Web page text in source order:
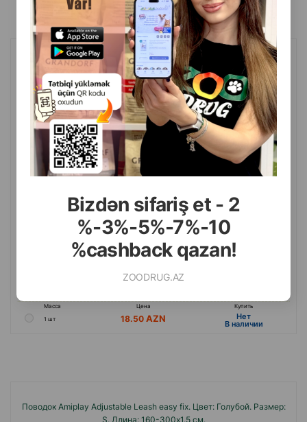
Bizdən sifariş et - 2
%-3%-5%-7%-10
%cashback qazan!
ZOODRUG.AZ
Поводок Amiplay Adjustable Leash easy fix. Цвет: Зелёный. Размер:
S. Длина: 160-300x1.5 см.
Масса Цена
Купить
1 шт
18.50 Hет
B наличии
Поводок Amiplay Adjustable Leash easy fix. Цвет: Голубой. Размер:
S. Длина: 160-300x1.5 см.